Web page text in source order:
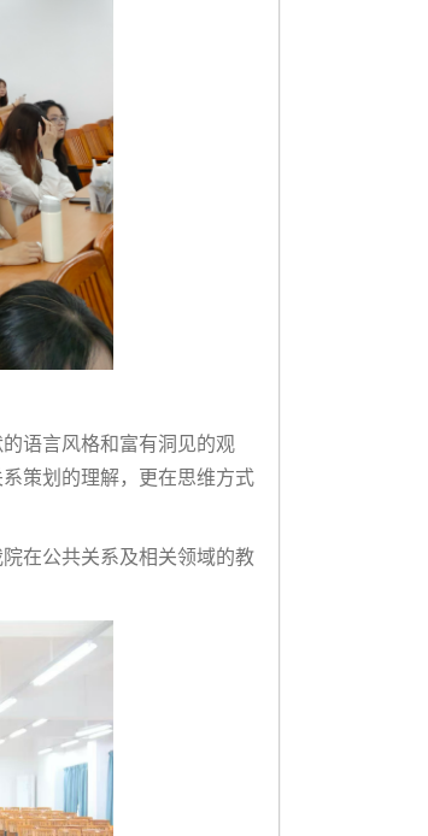
语言风格和富有洞见的观
策划的理解，更在思维方式
在公共关系及相关领域的教